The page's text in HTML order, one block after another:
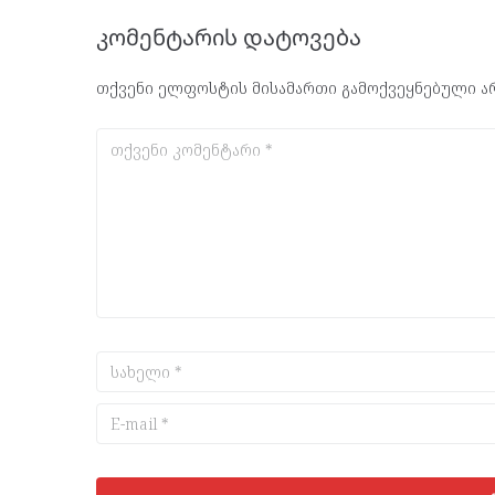
კომენტარის დატოვება
თქვენი ელფოსტის მისამართი გამოქვეყნებული